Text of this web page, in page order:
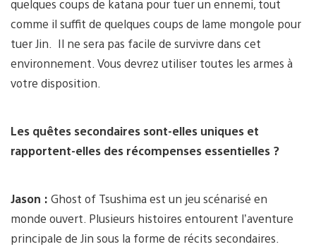
quelques coups de katana pour tuer un ennemi, tout
comme il suffit de quelques coups de lame mongole pour
tuer Jin. Il ne sera pas facile de survivre dans cet
environnement. Vous devrez utiliser toutes les armes à
votre disposition.
Les quêtes secondaires sont-elles uniques et
rapportent-elles des récompenses essentielles ?
Jason : Ghost of Tsushima est un jeu scénarisé en
monde ouvert. Plusieurs histoires entourent l’aventure
principale de Jin sous la forme de récits secondaires.